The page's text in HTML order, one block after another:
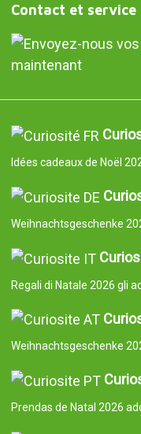
Contact et service
maintenant
Idées cadeaux de Noël
Weihnachtsgeschenke
Regali di Natale 2026 gli
Weihnachtsgeschenke
Prendas de Natal 2026